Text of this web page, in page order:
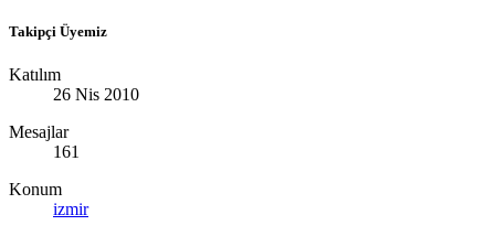
Takipçi Üyemiz
Katılım
26 Nis 2010
Mesajlar
161
Konum
izmir